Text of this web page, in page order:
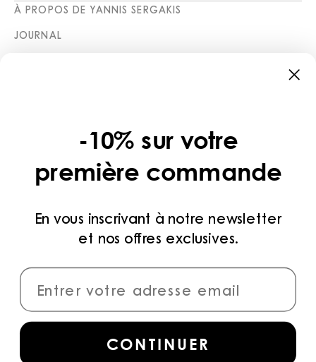
À PROPOS DE YANNIS SERGAKIS
JOURNAL
POLITIQUE DE CONFIDENTIALITÉ
MÉTHODES DE PAIEMENT
CONNECTER
pour accéder aux dernières
collections, campagnes et actualités.
-10% sur votre
première commande
En vous inscrivant à notre newsletter
et nos offres exclusives.
CONTINUER